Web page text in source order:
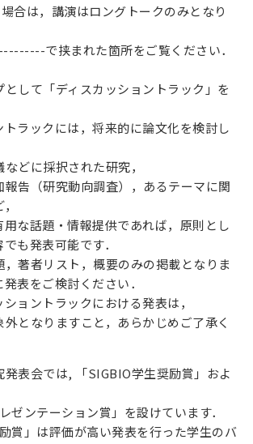
合は，講演はロングトークのみとなり
で挟まれた箇所をご覧ください．
して「ディスカッショントラック」を
トラックには，将来的に論文化を検討し
どに採択された研究，
報告（研究動向調査），あるテーマに関
な話題・情報提供であれば，原則とし
も発表可能です．
著者リスト，概要のみの掲載となりま
表をご検討ください．
ョントラックにおける発表は，
となりますこと，あらかじめご了承く
発表会では, 「SIGBIO学生奨励賞」およ
ゼンテーション賞」を設けています．
賞」は評価が高い発表を行った学生のバ